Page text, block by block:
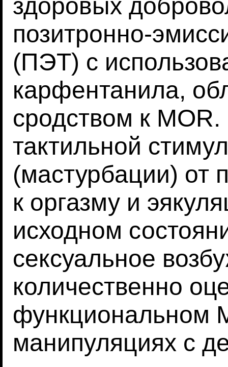
здоровых
позитронно-
(ПЭТ) с
карфентанила,
сродством к
тактильной
(мастурбации) от
к оргазму и
исходном
сексуальное
количественно
функциональном
манипуляциях с